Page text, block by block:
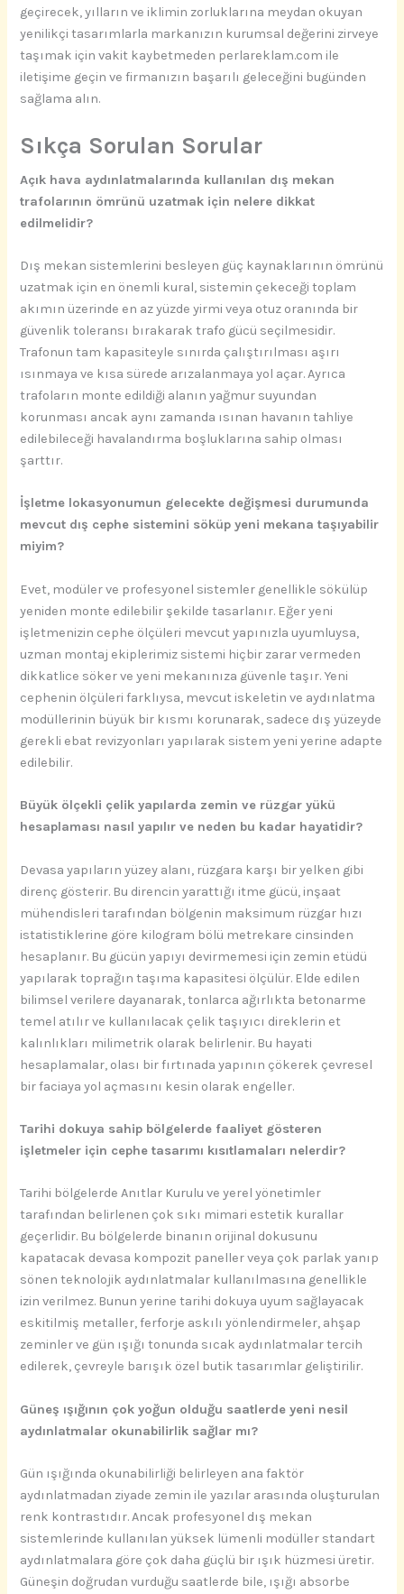
geçirecek, yılların ve iklimin zorluklarına meydan okuyan
yenilikçi tasarımlarla markanızın kurumsal değerini zirveye
taşımak için vakit kaybetmeden perlareklam.com ile
iletişime geçin ve firmanızın başarılı geleceğini bugünden
sağlama alın.
Sıkça Sorulan Sorular
Açık hava aydınlatmalarında kullanılan dış mekan
trafolarının ömrünü uzatmak için nelere dikkat
edilmelidir?
Dış mekan sistemlerini besleyen güç kaynaklarının ömrünü
uzatmak için en önemli kural, sistemin çekeceği toplam
akımın üzerinde en az yüzde yirmi veya otuz oranında bir
güvenlik toleransı bırakarak trafo gücü seçilmesidir.
Trafonun tam kapasiteyle sınırda çalıştırılması aşırı
ısınmaya ve kısa sürede arızalanmaya yol açar. Ayrıca
trafoların monte edildiği alanın yağmur suyundan
korunması ancak aynı zamanda ısınan havanın tahliye
edilebileceği havalandırma boşluklarına sahip olması
şarttır.
İşletme lokasyonumun gelecekte değişmesi durumunda
mevcut dış cephe sistemini söküp yeni mekana taşıyabilir
miyim?
Evet, modüler ve profesyonel sistemler genellikle sökülüp
yeniden monte edilebilir şekilde tasarlanır. Eğer yeni
işletmenizin cephe ölçüleri mevcut yapınızla uyumluysa,
uzman montaj ekiplerimiz sistemi hiçbir zarar vermeden
dikkatlice söker ve yeni mekanınıza güvenle taşır. Yeni
cephenin ölçüleri farklıysa, mevcut iskeletin ve aydınlatma
modüllerinin büyük bir kısmı korunarak, sadece dış yüzeyde
gerekli ebat revizyonları yapılarak sistem yeni yerine adapte
edilebilir.
Büyük ölçekli çelik yapılarda zemin ve rüzgar yükü
hesaplaması nasıl yapılır ve neden bu kadar hayatidir?
Devasa yapıların yüzey alanı, rüzgara karşı bir yelken gibi
direnç gösterir. Bu direncin yarattığı itme gücü, inşaat
mühendisleri tarafından bölgenin maksimum rüzgar hızı
istatistiklerine göre kilogram bölü metrekare cinsinden
hesaplanır. Bu gücün yapıyı devirmemesi için zemin etüdü
yapılarak toprağın taşıma kapasitesi ölçülür. Elde edilen
bilimsel verilere dayanarak, tonlarca ağırlıkta betonarme
temel atılır ve kullanılacak çelik taşıyıcı direklerin et
kalınlıkları milimetrik olarak belirlenir. Bu hayati
hesaplamalar, olası bir fırtınada yapının çökerek çevresel
bir faciaya yol açmasını kesin olarak engeller.
Tarihi dokuya sahip bölgelerde faaliyet gösteren
işletmeler için cephe tasarımı kısıtlamaları nelerdir?
Tarihi bölgelerde Anıtlar Kurulu ve yerel yönetimler
tarafından belirlenen çok sıkı mimari estetik kurallar
geçerlidir. Bu bölgelerde binanın orijinal dokusunu
kapatacak devasa kompozit paneller veya çok parlak yanıp
sönen teknolojik aydınlatmalar kullanılmasına genellikle
izin verilmez. Bunun yerine tarihi dokuya uyum sağlayacak
eskitilmiş metaller, ferforje askılı yönlendirmeler, ahşap
zeminler ve gün ışığı tonunda sıcak aydınlatmalar tercih
edilerek, çevreyle barışık özel butik tasarımlar geliştirilir.
Güneş ışığının çok yoğun olduğu saatlerde yeni nesil
aydınlatmalar okunabilirlik sağlar mı?
Gün ışığında okunabilirliği belirleyen ana faktör
aydınlatmadan ziyade zemin ile yazılar arasında oluşturulan
renk kontrastıdır. Ancak profesyonel dış mekan
sistemlerinde kullanılan yüksek lümenli modüller standart
aydınlatmalara göre çok daha güçlü bir ışık hüzmesi üretir.
Güneşin doğrudan vurduğu saatlerde bile, ışığı absorbe